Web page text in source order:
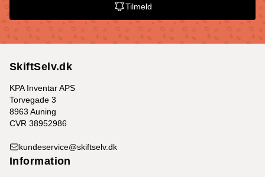
Tilmeld
SkiftSelv.dk
KPA Inventar APS
Torvegade 3
8963 Auning
CVR 38952986
kundeservice@skiftselv.dk
Information